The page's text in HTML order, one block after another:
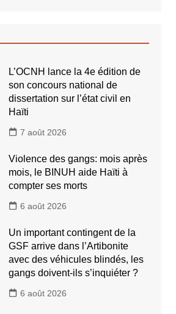
L’OCNH lance la 4e édition de
son concours national de
dissertation sur l’état civil en
Haïti
7 août 2026
Violence des gangs: mois après
mois, le BINUH aide Haïti à
compter ses morts
6 août 2026
Un important contingent de la
GSF arrive dans l’Artibonite
avec des véhicules blindés, les
gangs doivent-ils s’inquiéter ?
6 août 2026